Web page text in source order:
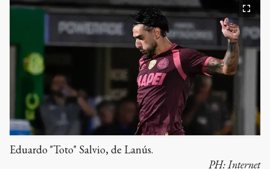
Eduardo "Toto" Salvio, de Lanús.
PH:Internet